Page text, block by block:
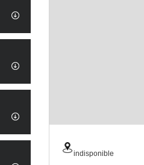
indisponible